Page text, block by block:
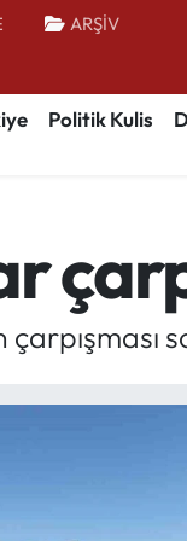
ARŞİV
Politik Kulis